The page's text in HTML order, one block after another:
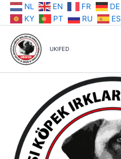
İçeriğe NL EN FR DE
KY
PT RU ES
UKIFED